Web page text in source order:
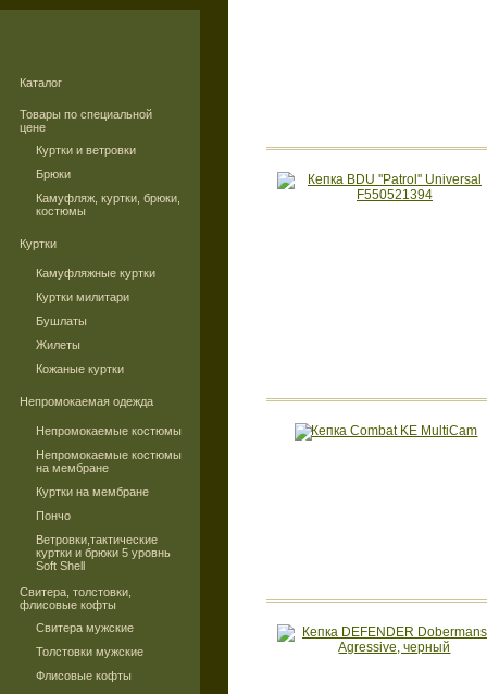
Каталог
Товары по специальной
цене
Куртки и ветровки
Брюки
Камуфляж, куртки, брюки,
костюмы
Куртки
Камуфляжные куртки
Куртки милитари
Бушлаты
Жилеты
Кожаные куртки
Непромокаемая одежда
Непромокаемые костюмы
Непромокаемые костюмы
на мембране
Куртки на мембране
Пончо
Ветровки,тактические
куртки и брюки 5 уровнь
Soft Shell
Свитера, толстовки,
флисовые кофты
Свитера мужские
Толстовки мужские
Флисовые кофты